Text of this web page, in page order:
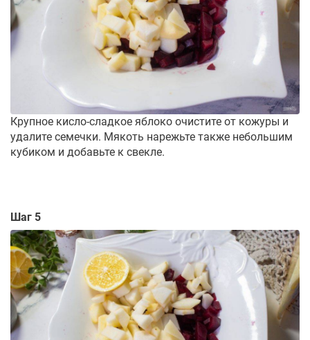
Крупное кисло-сладкое яблоко очистите от кожуры и
удалите семечки. Мякоть нарежьте также небольшим
кубиком и добавьте к свекле.
Шаг 5